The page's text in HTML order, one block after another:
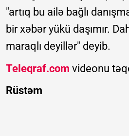
"artıq bu ailə bağlı
bir xəbər yükü daşımır.
maraqlı deyillər" deyib.
Teleqraf.com videonu
Rüstəm